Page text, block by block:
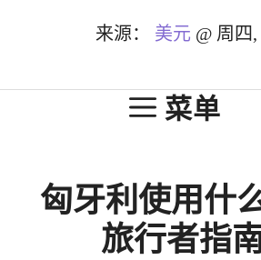
来源： 美元 @ 周四
菜单
匈牙利使用什
旅行者指